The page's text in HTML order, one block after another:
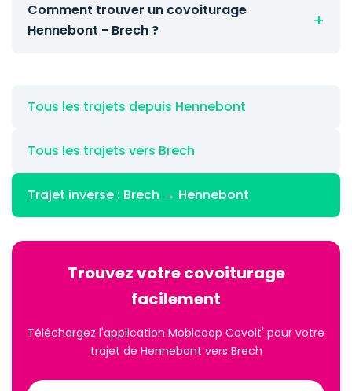
Comment trouver un covoiturage
Hennebont - Brech ?
Tous les trajets depuis Hennebont
Tous les trajets vers Brech
Trajet inverse : Brech → Hennebont
Trouvez votre covoiturage
facilement
Téléchargez l'application Mobicoop Covoit' pour votre
trajet de Hennebont vers Brech